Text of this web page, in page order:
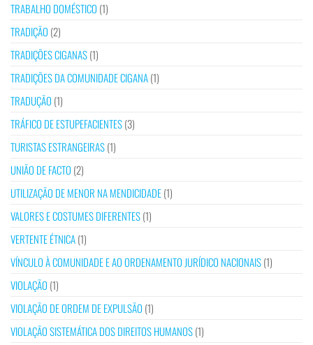
TRABALHO DOMÉSTICO (1)
TRADIÇÃO (2)
TRADIÇÕES CIGANAS(1)
TRADIÇÕES DA COMUNIDADE CIGANA(1)
TRADUÇÃO (1)
TRÁFICO DE ESTUPEFACIENTES(3)
TURISTAS ESTRANGEIRAS(1)
UNIÃO DE FACTO (2)
UTILIZAÇÃO DE MENOR NA MENDICIDADE(1)
VALORES E COSTUMES DIFERENTES(1)
VERTENTE ÉTNICA(1)
VÍNCULO À COMUNIDADE E AO ORDENAMENTO JURÍDICO NACIONAIS(1)
VIOLAÇÃO (1)
VIOLAÇÃO DE ORDEM DE EXPULSÃO (1)
VIOLAÇÃO SISTEMÁTICA DOS DIREITOS HUMANOS(1)